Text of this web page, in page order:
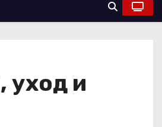
уход и